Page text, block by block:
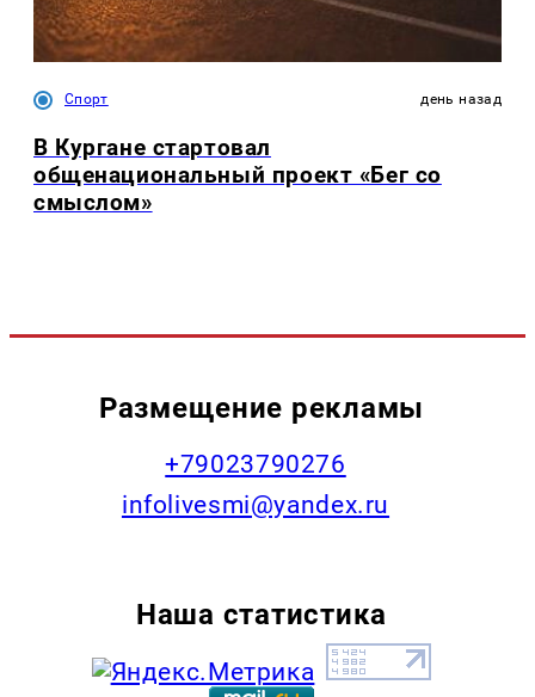
Спорт день назад
В Кургане стартовал
общенациональный проект «Бег со
смыслом»
Размещение рекламы
+79023790276
infolivesmi@yandex.ru
Наша статистика